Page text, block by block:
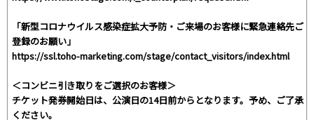
「新型コロナウイルス感染症拡大予防・ご来場のお客様に緊急連絡先ご
登録のお願い」
https://ssl.toho-marketing.com/stage/contact_visitors/index.html
＜コンビニ引き取りをご選択のお客様＞
チケット発券開始日は、公演日の14日前からとなります。予め、ご了承
ください。